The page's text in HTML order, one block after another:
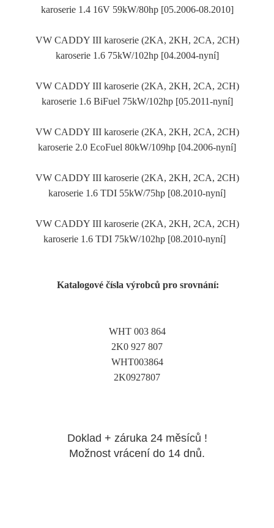
karoserie 1.4 16V 59kW/80hp [05.2006-08.2010]
VW CADDY III karoserie (2KA, 2KH, 2CA, 2CH)
karoserie 1.6 75kW/102hp [04.2004-nyní]
VW CADDY III karoserie (2KA, 2KH, 2CA, 2CH)
karoserie 1.6 BiFuel 75kW/102hp [05.2011-nyní]
VW CADDY III karoserie (2KA, 2KH, 2CA, 2CH)
karoserie 2.0 EcoFuel 80kW/109hp [04.2006-nyní]
VW CADDY III karoserie (2KA, 2KH, 2CA, 2CH)
karoserie 1.6 TDI 55kW/75hp [08.2010-nyní]
VW CADDY III karoserie (2KA, 2KH, 2CA, 2CH)
karoserie 1.6 TDI 75kW/102hp [08.2010-nyní]
Katalogové čísla výrobců pro srovnání:
WHT 003 864
2K0 927 807
WHT003864
2K0927807
Doklad + záruka 24 měsíců !
Možnost vrácení do 14 dnů.